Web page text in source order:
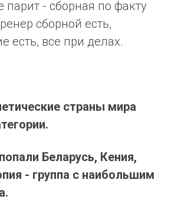
парит - сборная по факту
сборной есть,
есть, все при делах.
страны мира
Беларусь, Кения,
- группа с наибольшим